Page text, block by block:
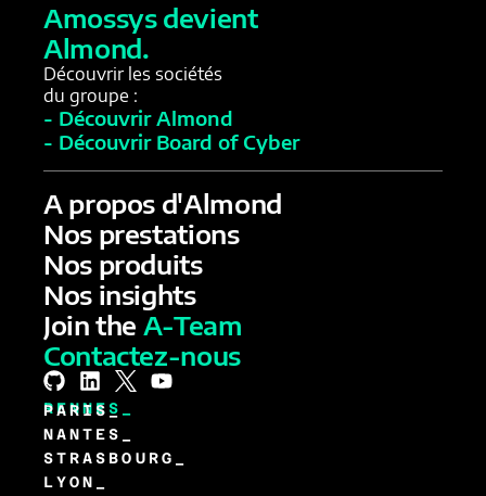
Amossys devient
Almond.
Découvrir les sociétés
du groupe :
- Découvrir Almond
- Découvrir Board of Cyber
A propos d'Almond
Nos prestations
Nos produits
Nos insights
Join the A-Team
Contactez-nous
RENNES_
PARIS_
NANTES_
STRASBOURG_
LYON_